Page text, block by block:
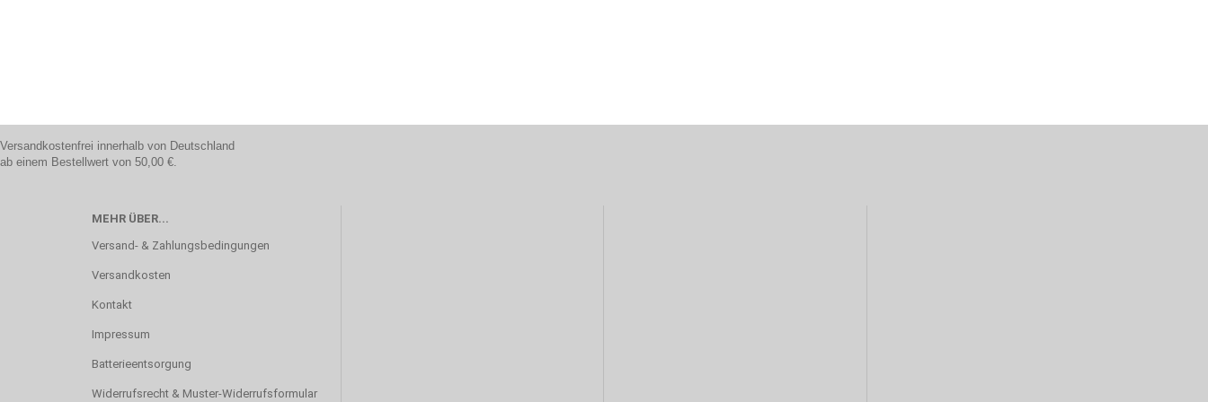
Versandkostenfrei innerhalb von Deutschland
ab einem Bestellwert von 50,00 €.
MEHR ÜBER...
Versand- & Zahlungsbedingungen
Versandkosten
Kontakt
Impressum
Batterieentsorgung
Widerrufsrecht & Muster-Widerrufsformular